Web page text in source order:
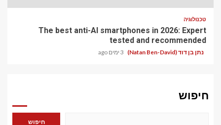
טכנולוגיה
The best anti-AI smartphones in 2026: Expert
tested and recommended
נתן בן דוד (Natan Ben-David) 3 ימים ago
חיפוש
חיפוש